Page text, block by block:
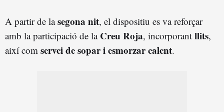
A partir de lasegona nit, el dispositiu es va reforçar
amb la participació de la Creu Roja, incorporant llits,
així com servei de sopar i esmorzar calent.